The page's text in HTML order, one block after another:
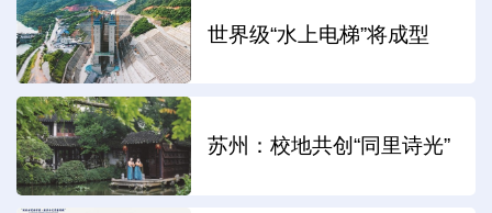
世界级“水上电梯”将成型
苏州：校地共创“同里诗光”